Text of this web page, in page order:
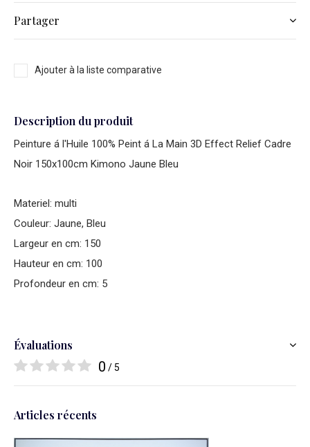
Partager
Ajouter à la liste comparative
Description du produit
Peinture á l'Huile 100% Peint á La Main 3D Effect Relief Cadre
Noir 150x100cm Kimono Jaune Bleu
Materiel: multi
Couleur: Jaune, Bleu
Largeur en cm: 150
Hauteur en cm: 100
Profondeur en cm: 5
Évaluations
0 / 5
Articles récents